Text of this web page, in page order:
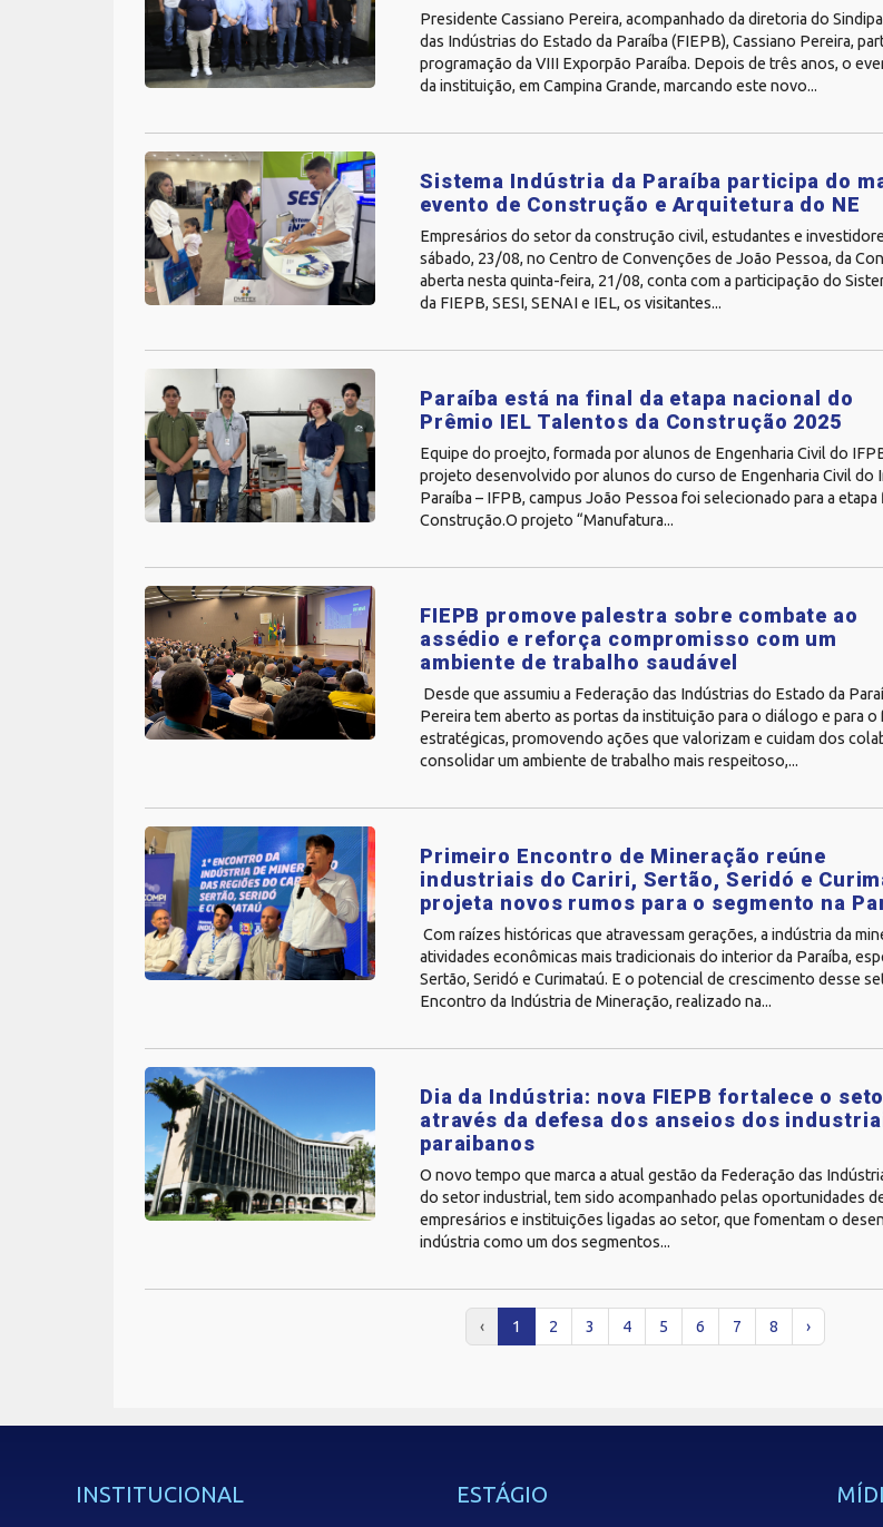
Presidente Cassiano Pereira, acompanhado da diretoria do
das Indústrias do Estado da Paraíba (FIEPB), Cassiano Pereira,
programação da VIII Exporpão Paraíba. Depois de três anos, o
da instituição, em Campina Grande, marcando este novo...
Sistema Indústria da Paraíba participa do
evento de Construção e Arquitetura do NE
Empresários do setor da construção civil, estudantes e
sábado, 23/08, no Centro de Convenções de João Pessoa, da
aberta nesta quinta-feira, 21/08, conta com a participação do
da FIEPB, SESI, SENAI e IEL, os visitantes...
Paraíba está na final da etapa nacional do
Prêmio IEL Talentos da Construção 2025
Equipe do proejto, formada por alunos de Engenharia Civil do
projeto desenvolvido por alunos do curso de Engenharia Civil do
Paraíba – IFPB, campus João Pessoa foi selecionado para a
Construção.O projeto “Manufatura...
FIEPB promove palestra sobre combate ao
assédio e reforça compromisso com um
ambiente de trabalho saudável
Desde que assumiu a Federação das Indústrias do Estado da
Pereira tem aberto as portas da instituição para o diálogo e para
estratégicas, promovendo ações que valorizam e cuidam dos
consolidar um ambiente de trabalho mais respeitoso,...
Primeiro Encontro de Mineração reúne
industriais do Cariri, Sertão, Seridó e
projeta novos rumos para o segmento na
Com raízes históricas que atravessam gerações, a indústria da
atividades econômicas mais tradicionais do interior da Paraíba,
Sertão, Seridó e Curimataú. E o potencial de crescimento desse
Encontro da Indústria de Mineração, realizado na...
Dia da Indústria: nova FIEPB fortalece o
através da defesa dos anseios dos
paraibanos
O novo tempo que marca a atual gestão da Federação das
do setor industrial, tem sido acompanhado pelas oportunidades
empresários e instituições ligadas ao setor, que fomentam o
indústria como um dos segmentos...
‹ 1 2 3 4 5 6 7 8 ›
INSTITUCIONAL ESTÁGIO